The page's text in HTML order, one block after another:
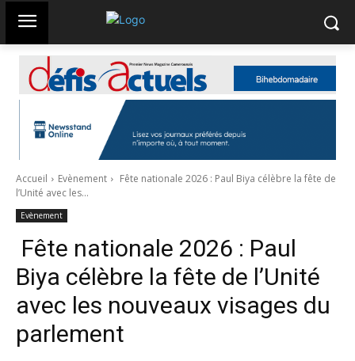
Accueil Evènement
Fête nationale 2026 : Paul Biya célèbre la fête de
l’Unité avec les...
Evènement
Fête nationale 2026 : Paul
Biya célèbre la fête de l’Unité
avec les nouveaux visages du
parlement